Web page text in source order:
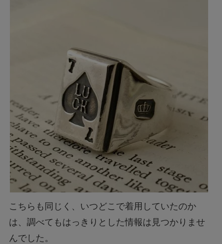
こちらも同じく、いつどこで着用していたのか
は、調べてもはっきりとした情報は見つかりませ
んでした。